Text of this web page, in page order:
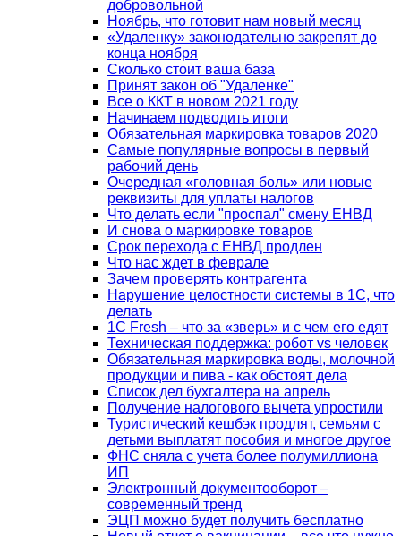
добровольной
Ноябрь, что готовит нам новый месяц
«Удаленку» законодательно закрепят до
конца ноября
Сколько стоит ваша база
Принят закон об "Удаленке"
Все о ККТ в новом 2021 году
Начинаем подводить итоги
Обязательная маркировка товаров 2020
Самые популярные вопросы в первый
рабочий день
Очередная «головная боль» или новые
реквизиты для уплаты налогов
Что делать если "проспал" смену ЕНВД
И снова о маркировке товаров
Срок перехода с ЕНВД продлен
Что нас ждет в феврале
Зачем проверять контрагента
Нарушение целостности системы в 1С, что
делать
1С Fresh – что за «зверь» и с чем его едят
Техническая поддержка: робот vs человек
Обязательная маркировка воды, молочной
продукции и пива - как обстоят дела
Список дел бухгалтера на апрель
Получение налогового вычета упростили
Туристический кешбэк продлят, семьям с
детьми выплатят пособия и многое другое
ФНС сняла с учета более полумиллиона
ИП
Электронный документооборот –
современный тренд
ЭЦП можно будет получить бесплатно